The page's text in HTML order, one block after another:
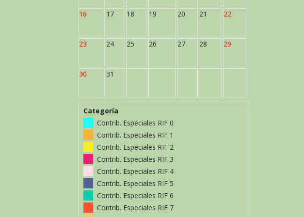
16 17 18 19 20 21 22
23 24 25 26 27 28 29
30 31
Categoría
Contrib. Especiales RIF 0
Contrib. Especiales RIF 1
Contrib. Especiales RIF 2
Contrib. Especiales RIF 3
Contrib. Especiales RIF 4
Contrib. Especiales RIF 5
Contrib. Especiales RIF 6
Contrib. Especiales RIF 7